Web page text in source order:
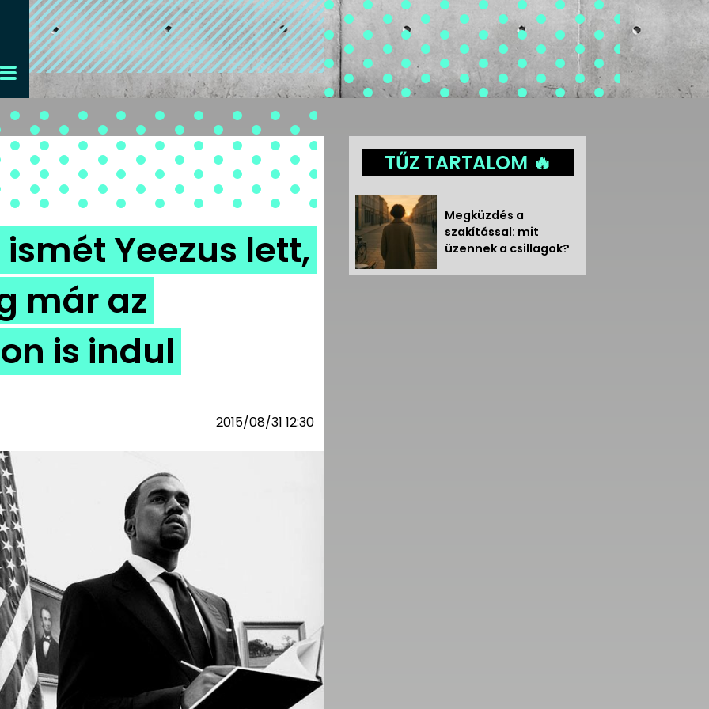
Yeezus lett,
már az
is indul
2015/08/31 12:30
TŰZ TARTALOM 🔥
Megküzdés a
szakítással: mit
üzennek a csillagok?